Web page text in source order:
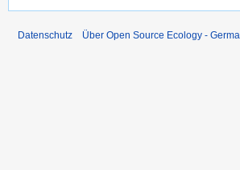
Datenschutz Über Open Source Ecology -